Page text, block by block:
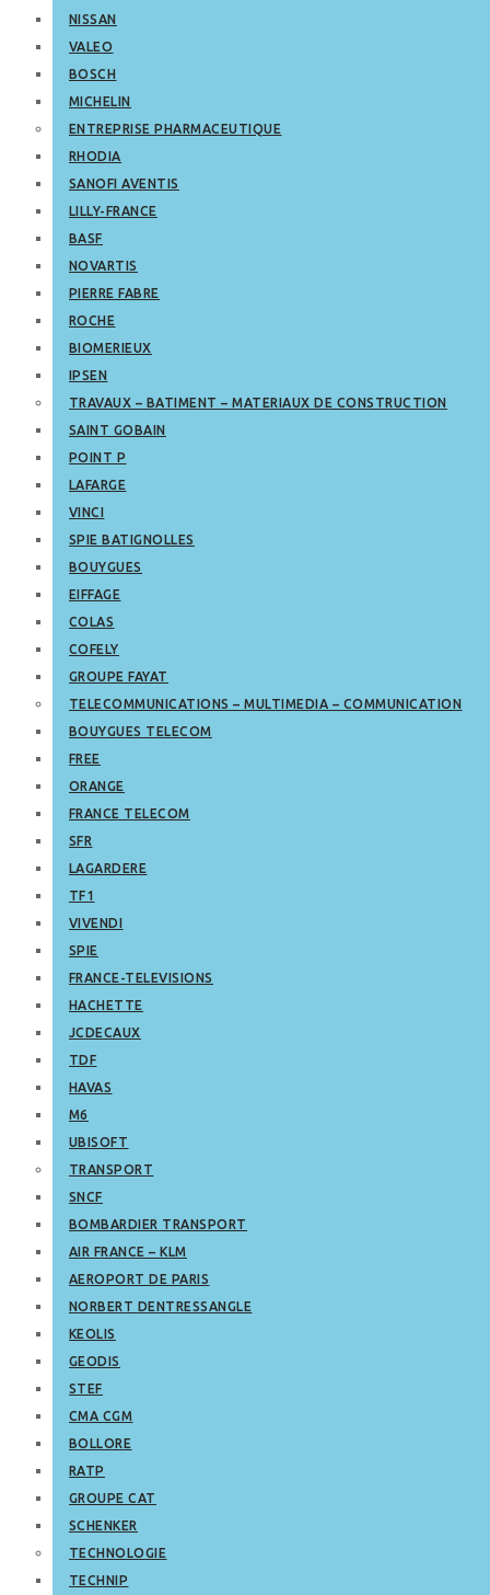
NISSAN
VALEO
BOSCH
MICHELIN
ENTREPRISE PHARMACEUTIQUE
RHODIA
SANOFI AVENTIS
LILLY-FRANCE
BASF
NOVARTIS
PIERRE FABRE
ROCHE
BIOMERIEUX
IPSEN
TRAVAUX – BATIMENT – MATERIAUX DE CONSTRUCTION
SAINT GOBAIN
POINT P
LAFARGE
VINCI
SPIE BATIGNOLLES
BOUYGUES
EIFFAGE
COLAS
COFELY
GROUPE FAYAT
TELECOMMUNICATIONS – MULTIMEDIA – COMMUNICATION
BOUYGUES TELECOM
FREE
ORANGE
FRANCE TELECOM
SFR
LAGARDERE
TF1
VIVENDI
SPIE
FRANCE-TELEVISIONS
HACHETTE
JCDECAUX
TDF
HAVAS
M6
UBISOFT
TRANSPORT
SNCF
BOMBARDIER TRANSPORT
AIR FRANCE – KLM
AEROPORT DE PARIS
NORBERT DENTRESSANGLE
KEOLIS
GEODIS
STEF
CMA CGM
BOLLORE
RATP
GROUPE CAT
SCHENKER
TECHNOLOGIE
TECHNIP